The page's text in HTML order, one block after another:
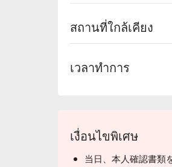
สถานที่ใกล้เคียง
เวลาทำการ
เงื่อนไขพิเศษ
当日、本人確認書類